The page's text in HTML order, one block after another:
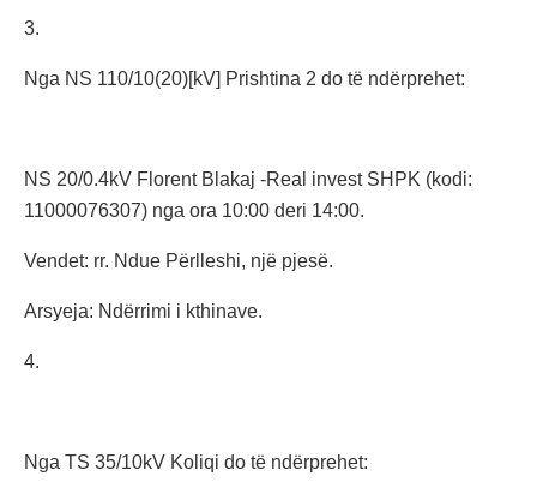
3.
Nga NS 110/10(20)[kV] Prishtina 2 do të ndërprehet:
NS 20/0.4kV Florent Blakaj -Real invest SHPK (kodi:
11000076307) nga ora 10:00 deri 14:00.
Vendet: rr. Ndue Përlleshi, një pjesë.
Arsyeja: Ndërrimi i kthinave.
4.
Nga TS 35/10kV Koliqi do të ndërprehet: